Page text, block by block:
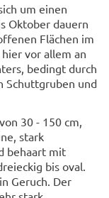
um einen
Oktober dauern
Flächen im
vor allem an
bedingt durch
Schuttgruben und
30 - 150 cm,
stark
behaart mit
bis oval.
Geruch. Der